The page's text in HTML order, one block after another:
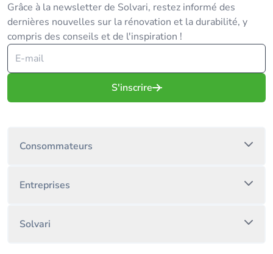
Grâce à la newsletter de Solvari, restez informé des
dernières nouvelles sur la rénovation et la durabilité, y
compris des conseils et de l'inspiration !
S'inscrire
Consommateurs
Entreprises
Solvari